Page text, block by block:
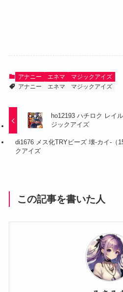
アナニー エネマ
マジックアイズ
アナニー
エネマ マジックアイズ
ho12193 ハチロク レイ
ジックアイズ
di1676 メス化TRYビーズ 壊-カイ-（
クアイズ
この記事を書いた人